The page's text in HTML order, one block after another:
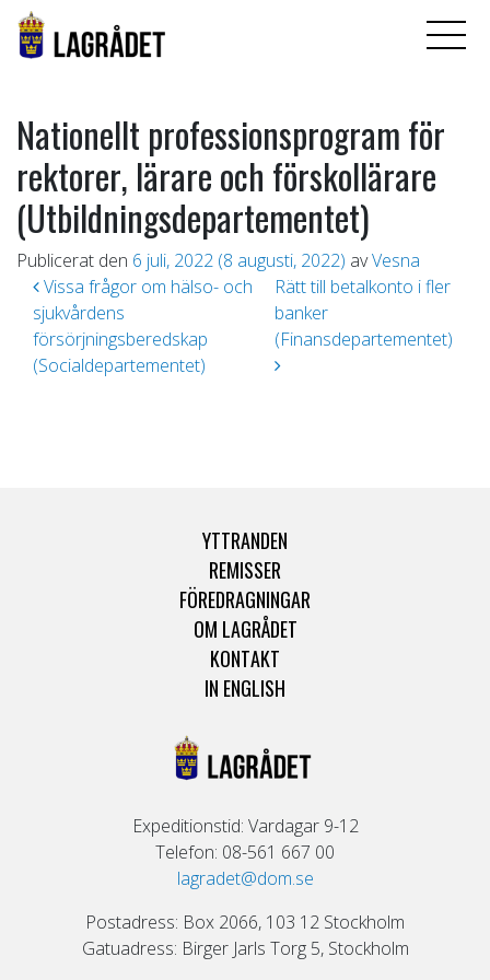
Nationellt professionsprogram för
rektorer, lärare och förskollärare
(Utbildningsdepartementet)
Publicerat den 6 juli, 2022 (8 augusti, 2022) avVesna
Inläggsnavigering
Vissa frågor om hälso- och
sjukvårdens
försörjningsberedskap
(Socialdepartementet)
Rätt till betalkonto i fler
banker
(Finansdepartementet)
YTTRANDEN
REMISSER
FÖREDRAGNINGAR
OM LAGRÅDET
KONTAKT
IN ENGLISH
Expeditionstid: Vardagar 9-12
Telefon: 08-561 667 00
lagradet@dom.se
Postadress: Box 2066, 103 12 Stockholm
Gatuadress: Birger Jarls Torg 5, Stockholm